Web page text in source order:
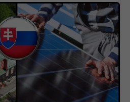
celoročne fungovať len z
nám dal zaujímavú